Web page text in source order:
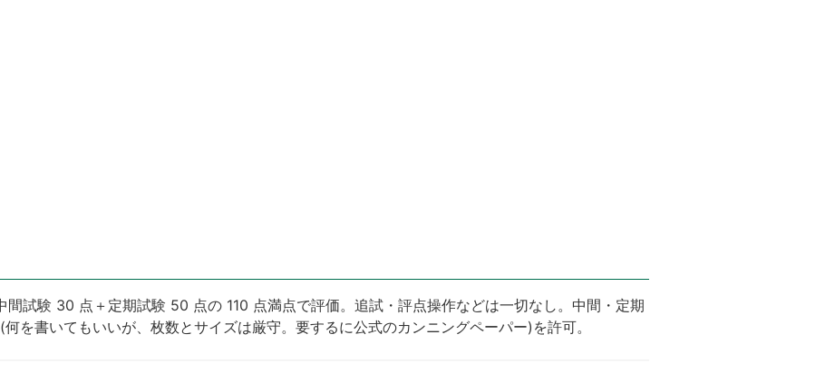
試験 30 点＋定期試験 50 点の 110 点満点で評価。追試・評点操作などは一切なし。中間・定期
を書いてもいいが、枚数とサイズは厳守。要するに公式のカンニングペーパー)を許可。